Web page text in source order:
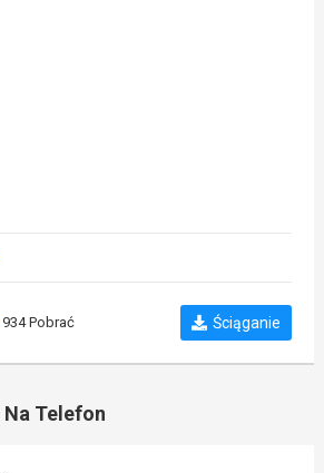
934 Pobrać Ściąganie
Telefon